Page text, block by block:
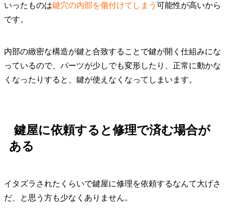
いったものは鍵穴の内部を傷付けてしまう 可能性が高いから
です。
内部の緻密な構造が鍵と合致することで鍵が開く仕組みにな
っているので、パーツが少しでも変形したり、正常に動かな
くなったりすると、鍵が使えなくなってしまいます。
鍵屋に依頼すると修理で済む場合が
ある
イタズラされたくらいで鍵屋に修理を依頼するなんて大げさ
だ、と思う方も少なくありません。